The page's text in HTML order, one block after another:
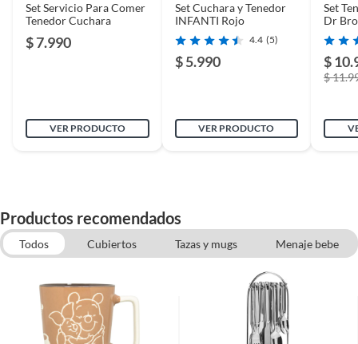
Set Servicio Para Comer
Tenedor Cuchara
$ 7.990
VER PRODUCTO
Set Cuchara y Tenedor
INFANTI Rojo
4.4 (5)
$ 5.990
VER PRODUCTO
Set
Dr
$
$
Productos recomendados
Todos Cubiertos Tazas y mugs
Menaje bebe